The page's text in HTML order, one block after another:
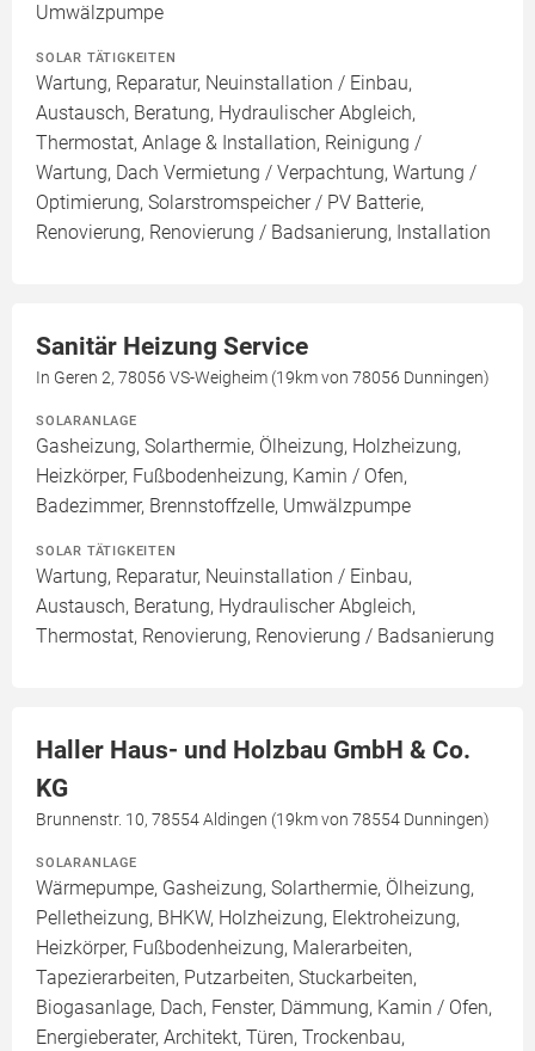
Umwälzpumpe
SOLAR TÄTIGKEITEN
Wartung, Reparatur, Neuinstallation / Einbau,
Austausch, Beratung, Hydraulischer Abgleich,
Thermostat, Anlage & Installation, Reinigung /
Wartung, Dach Vermietung / Verpachtung, Wartung /
Optimierung, Solarstromspeicher / PV Batterie,
Renovierung, Renovierung / Badsanierung, Installation
Sanitär Heizung Service
In Geren 2, 78056 VS-Weigheim (19km von 78056 Dunningen)
SOLARANLAGE
Gasheizung, Solarthermie, Ölheizung, Holzheizung,
Heizkörper, Fußbodenheizung, Kamin / Ofen,
Badezimmer, Brennstoffzelle, Umwälzpumpe
SOLAR TÄTIGKEITEN
Wartung, Reparatur, Neuinstallation / Einbau,
Austausch, Beratung, Hydraulischer Abgleich,
Thermostat, Renovierung, Renovierung / Badsanierung
Haller Haus- und Holzbau GmbH & Co.
KG
Brunnenstr. 10, 78554 Aldingen (19km von 78554 Dunningen)
SOLARANLAGE
Wärmepumpe, Gasheizung, Solarthermie, Ölheizung,
Pelletheizung, BHKW, Holzheizung, Elektroheizung,
Heizkörper, Fußbodenheizung, Malerarbeiten,
Tapezierarbeiten, Putzarbeiten, Stuckarbeiten,
Biogasanlage, Dach, Fenster, Dämmung, Kamin / Ofen,
Energieberater, Architekt, Türen, Trockenbau,